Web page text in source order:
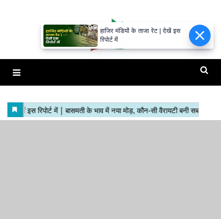
हाजिर मंडियों के ताजा रेट | देखें इस
रिपोर्ट में